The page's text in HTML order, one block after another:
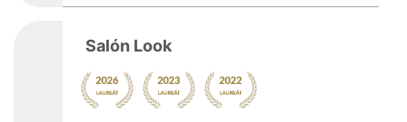
Salón Look